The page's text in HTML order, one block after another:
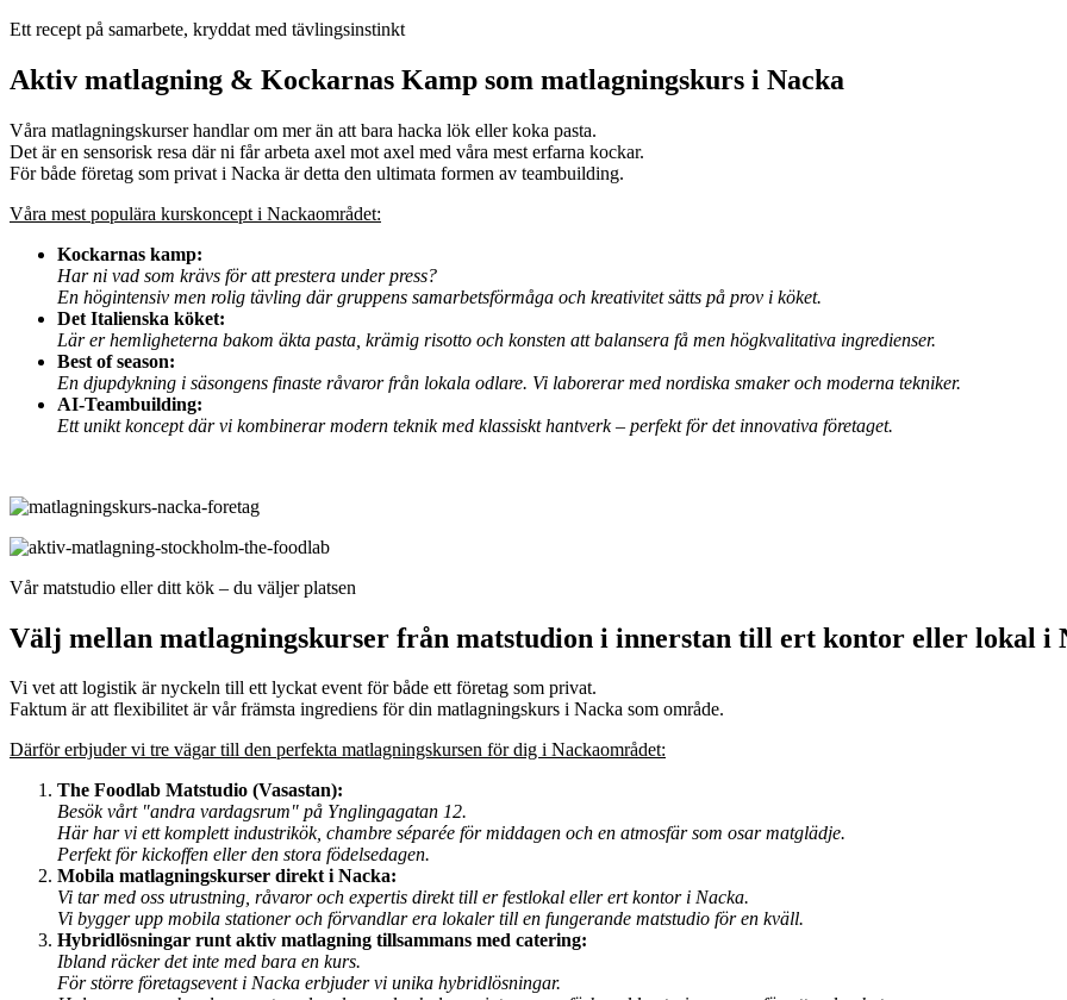
Ett recept på samarbete, kryddat med tävlingsinstinkt
Aktiv matlagning & Kockarnas Kamp som matlagningskurs i Nacka
Våra matlagningskurser handlar om mer än att bara hacka lök eller koka pasta.
Det är en sensorisk resa där ni får arbeta axel mot axel med våra mest erfarna kockar.
För både företag som privat i Nacka är detta den ultimata formen av teambuilding.
Våra mest populära kurskoncept i Nackaområdet:
Kockarnas kamp:
Har ni vad som krävs för att prestera under press?
En högintensiv men rolig tävling där gruppens samarbetsförmåga och kreativitet sätts på prov i köket.
Det Italienska köket:
Lär er hemligheterna bakom äkta pasta, krämig risotto och konsten att balansera få men högkvalitativa ingredienser.
Best of season:
En djupdykning i säsongens finaste råvaror från lokala odlare. Vi laborerar med nordiska smaker och moderna tekniker.
AI-Teambuilding:
Ett unikt koncept där vi kombinerar modern teknik med klassiskt hantverk – perfekt för det innovativa företaget.
Vår matstudio eller ditt kök – du väljer platsen
Välj mellan matlagningskurser från matstudion i innerstan till ert kontor eller lokal i
Vi vet att logistik är nyckeln till ett lyckat event för både ett företag som privat.
Faktum är att flexibilitet är vår främsta ingrediens för din matlagningskurs i Nacka som område.
Därför erbjuder vi tre vägar till den perfekta matlagningskursen för dig i Nackaområdet:
The Foodlab Matstudio (Vasastan):
Besök vårt "andra vardagsrum" på Ynglingagatan 12.
Här har vi ett komplett industrikök, chambre séparée för middagen och en atmosfär som osar matglädje.
Perfekt för kickoffen eller den stora födelsedagen.
Mobila matlagningskurser direkt i Nacka:
Vi tar med oss utrustning, råvaror och expertis direkt till er festlokal eller ert kontor i Nacka.
Vi bygger upp mobila stationer och förvandlar era lokaler till en fungerande matstudio för en kväll.
Hybridlösningar runt aktiv matlagning tillsammans med catering:
Ibland räcker det inte med bara en kurs.
För större företagsevent i Nacka erbjuder vi unika hybridlösningar.